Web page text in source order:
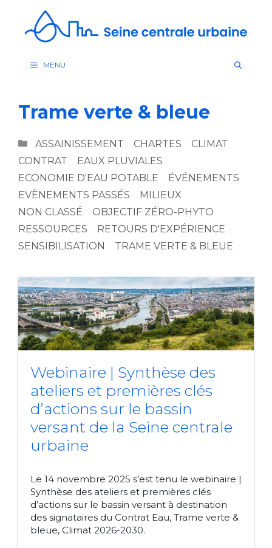
contenu
MENU
Trame verte & bleue
CATÉGORIES
ASSAINISSEMENT CHARTES
CLIMAT
CONTRAT
EAUX PLUVIALES
ECONOMIE D'EAU POTABLE
ÉVÉNEMENTS
EVÈNEMENTS PASSÉS
MILIEUX
NON CLASSÉ
OBJECTIF ZÉRO-PHYTO
RESSOURCES
RETOURS D'EXPÉRIENCE
SENSIBILISATION
TRAME VERTE & BLEUE
Webinaire | Synthèse des
ateliers et premières clés
d’actions sur le bassin
versant de la Seine centrale
urbaine
Le 14 novembre 2025 s’est tenu le webinaire |
Synthèse des ateliers et premières clés
d’actions sur le bassin versant à destination
des signataires du Contrat Eau, Trame verte &
bleue, Climat 2026-2030.